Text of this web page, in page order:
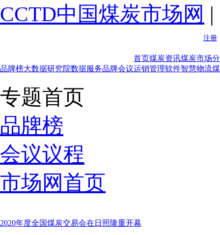
CCTD中国煤炭市场网
首页煤炭资讯煤炭市场
品牌榜大数据研究院数据服务品牌会议运销管理软件智慧物流
专题首页
品牌榜
会议议程
市场网首页
2020年度全国煤炭交易会在日照隆重开幕